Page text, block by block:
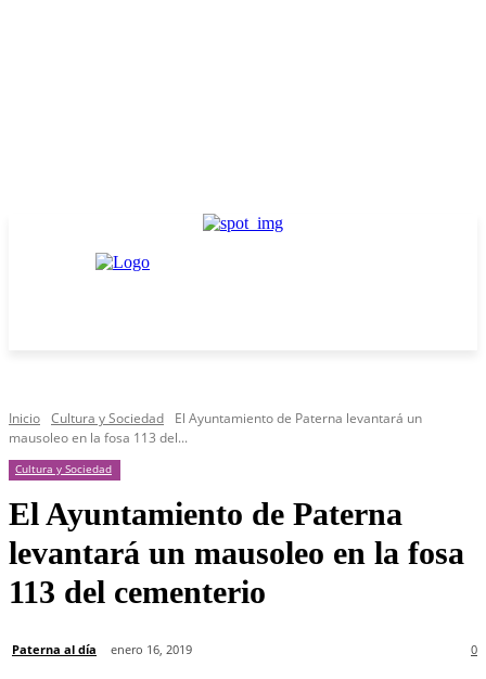
Inicio Cultura y Sociedad
El Ayuntamiento de Paterna levantará un
mausoleo en la fosa 113 del...
Cultura y Sociedad
El Ayuntamiento de Paterna
levantará un mausoleo en la fosa
113 del cementerio
Paterna al día enero 16, 2019 0